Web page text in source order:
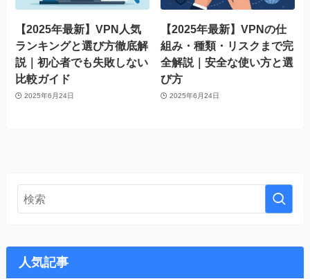
【2025年最新】VPN人気
ランキングと選び方徹底解
説｜初心者でも失敗しない
比較ガイド
2025年6月24日
【2025年最新】VPNの仕
組み・種類・リスクまで完
全解説｜安全な使い方と選
び方
2025年6月24日
人気記事